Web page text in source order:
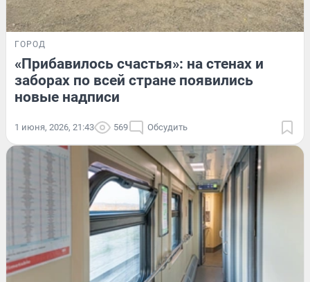
ГОРОД
«Прибавилось счастья»: на стенах и
заборах по всей стране появились
новые надписи
1 июня, 2026, 21:43 569 Обсудить